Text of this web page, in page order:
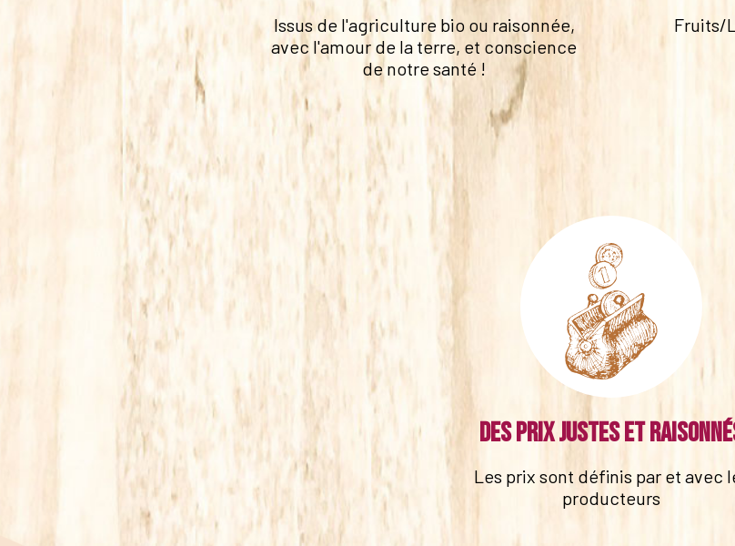
Issus de l'agriculture bio ou raisonnée,
avec l'amour de la terre, et conscience
de notre santé !
Fruits/
Des prix justes et
Les prix sont définis par et avec
producteurs